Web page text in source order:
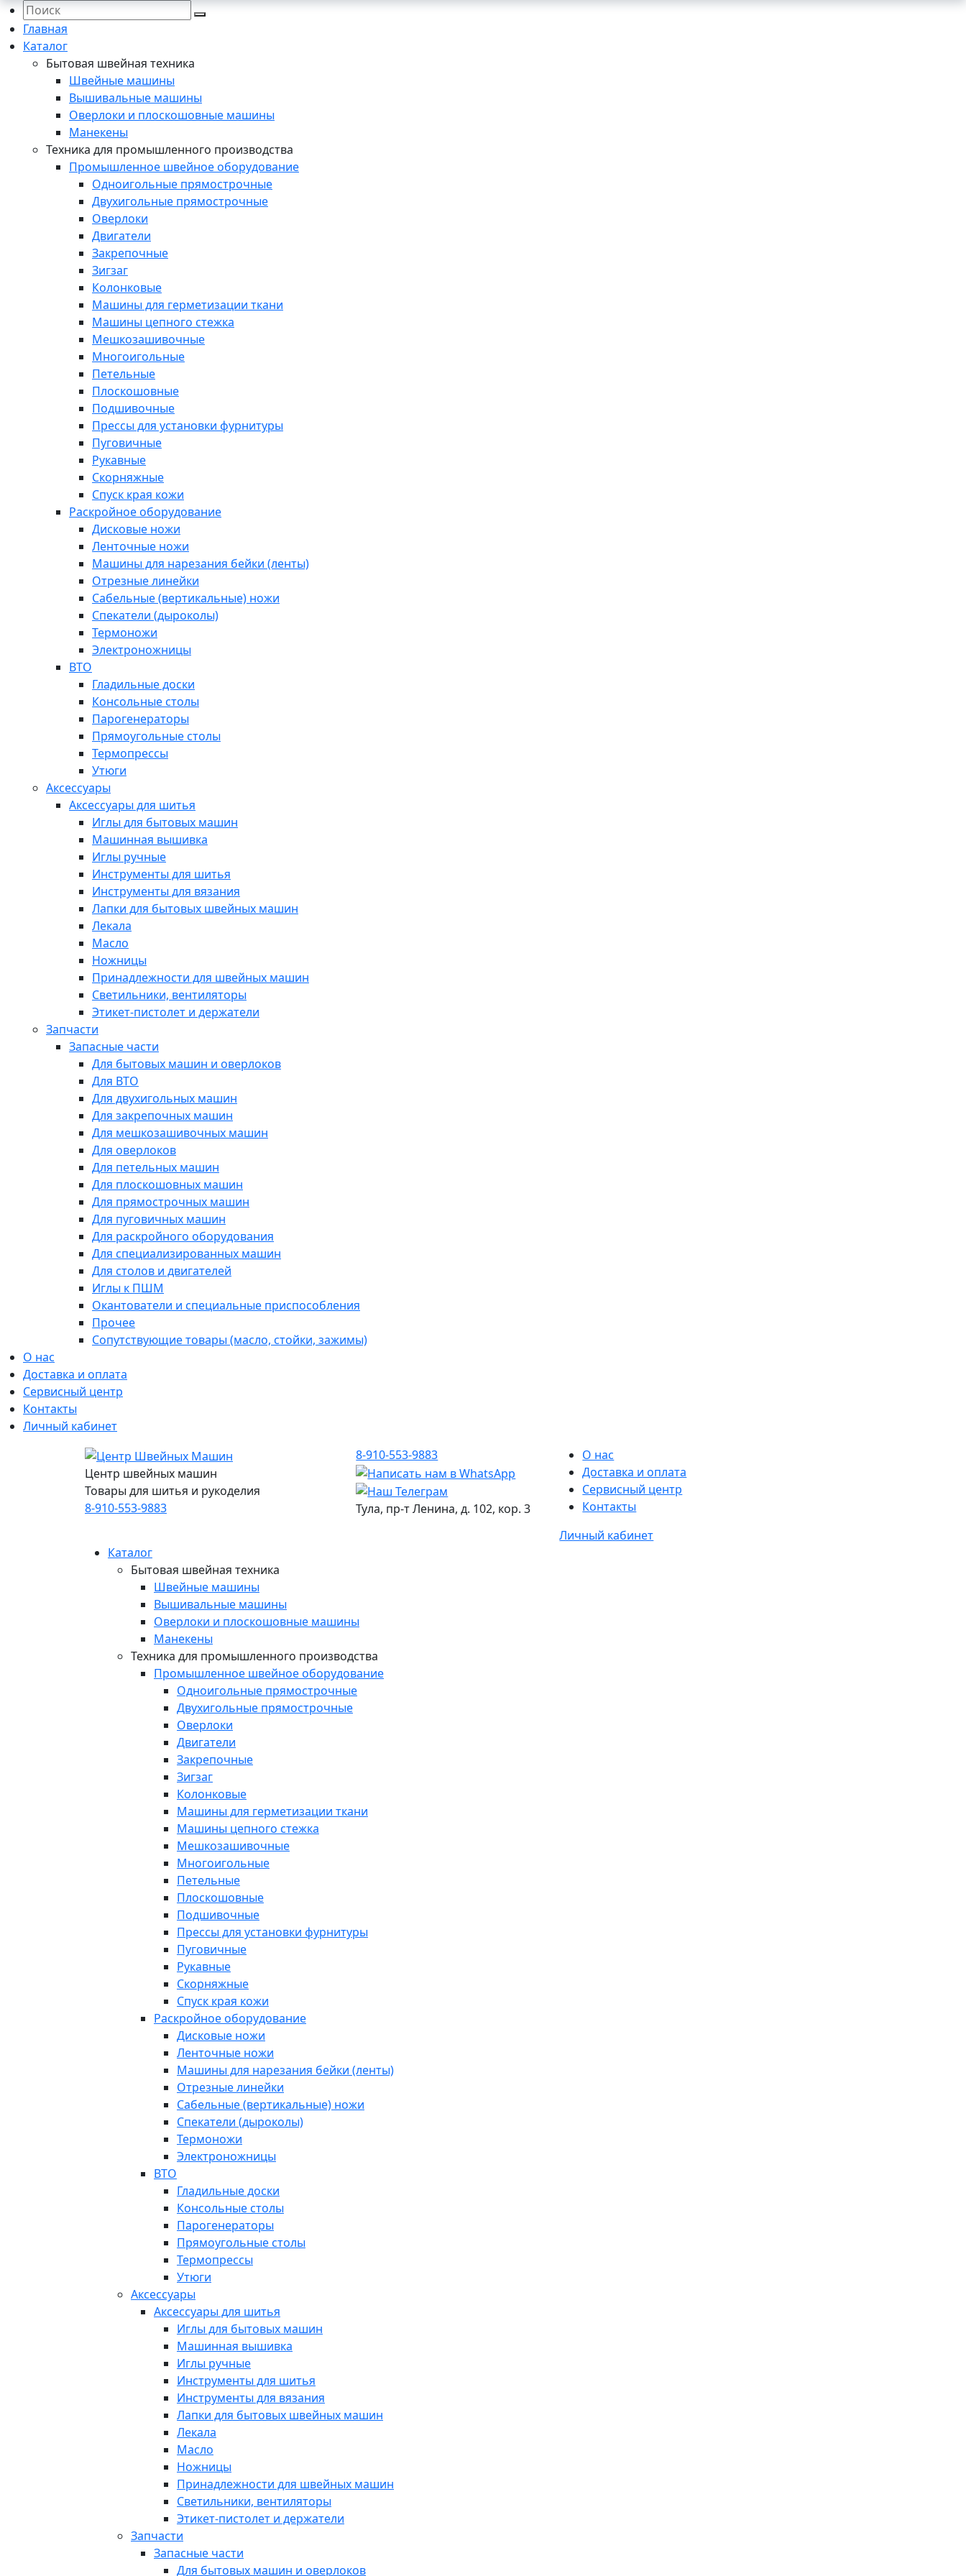
Главная
Каталог
Бытовая швейная техника
Швейные машины
Вышивальные машины
Оверлоки и плоскошовные машины
Манекены
Техника для промышленного производства
Промышленное швейное оборудование
Одноигольные прямострочные
Двухигольные прямострочные
Оверлоки
Двигатели
Закрепочные
Зигзаг
Колонковые
Машины для герметизации ткани
Машины цепного стежка
Мешкозашивочные
Многоигольные
Петельные
Плоскошовные
Подшивочные
Прессы для установки фурнитуры
Пуговичные
Рукавные
Скорняжные
Спуск края кожи
Раскройное оборудование
Дисковые ножи
Ленточные ножи
Машины для нарезания бейки (ленты)
Отрезные линейки
Сабельные (вертикальные) ножи
Спекатели (дыроколы)
Термоножи
Электроножницы
ВТО
Гладильные доски
Консольные столы
Парогенераторы
Прямоугольные столы
Термопрессы
Утюги
Аксессуары
Аксессуары для шитья
Иглы для бытовых машин
Машинная вышивка
Иглы ручные
Инструменты для шитья
Инструменты для вязания
Лапки для бытовых швейных машин
Лекала
Масло
Ножницы
Принадлежности для швейных машин
Светильники, вентиляторы
Этикет-пистолет и держатели
Запчасти
Запасные части
Для бытовых машин и оверлоков
Для ВТО
Для двухигольных машин
Для закрепочных машин
Для мешкозашивочных машин
Для оверлоков
Для петельных машин
Для плоскошовных машин
Для прямострочных машин
Для пуговичных машин
Для раскройного оборудования
Для специализированных машин
Для столов и двигателей
Иглы к ПШМ
Окантователи и специальные приспособления
Прочее
Сопутствующие товары (масло, стойки, зажимы)
О нас
Доставка и оплата
Сервисный центр
Контакты
Личный кабинет
Центр швейных машин
Товары для шитья и рукоделия
8-910-553-9883
8-910-553-9883
Тула, пр-т Ленина, д. 102, кор. 3
О нас
Доставка и оплата
Сервисный центр
Контакты
Личный кабинет
Каталог
Бытовая швейная техника
Швейные машины
Вышивальные машины
Оверлоки и плоскошовные машины
Манекены
Техника для промышленного производства
Промышленное швейное оборудование
Одноигольные прямострочные
Двухигольные прямострочные
Оверлоки
Двигатели
Закрепочные
Зигзаг
Колонковые
Машины для герметизации ткани
Машины цепного стежка
Мешкозашивочные
Многоигольные
Петельные
Плоскошовные
Подшивочные
Прессы для установки фурнитуры
Пуговичные
Рукавные
Скорняжные
Спуск края кожи
Раскройное оборудование
Дисковые ножи
Ленточные ножи
Машины для нарезания бейки (ленты)
Отрезные линейки
Сабельные (вертикальные) ножи
Спекатели (дыроколы)
Термоножи
Электроножницы
ВТО
Гладильные доски
Консольные столы
Парогенераторы
Прямоугольные столы
Термопрессы
Утюги
Аксессуары
Аксессуары для шитья
Иглы для бытовых машин
Машинная вышивка
Иглы ручные
Инструменты для шитья
Инструменты для вязания
Лапки для бытовых швейных машин
Лекала
Масло
Ножницы
Принадлежности для швейных машин
Светильники, вентиляторы
Этикет-пистолет и держатели
Запчасти
Запасные части
Для бытовых машин и оверлоков